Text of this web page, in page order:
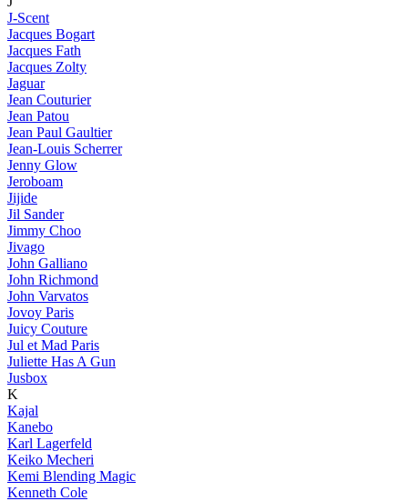
J-Scent
Jacques Bogart
Jacques Fath
Jacques Zolty
Jaguar
Jean Couturier
Jean Patou
Jean Paul Gaultier
Jean-Louis Scherrer
Jenny Glow
Jeroboam
Jijide
Jil Sander
Jimmy Choo
Jivago
John Galliano
John Richmond
John Varvatos
Jovoy Paris
Juicy Couture
Jul et Mad Paris
Juliette Has A Gun
Jusbox
K
Kajal
Kanebo
Karl Lagerfeld
Keiko Mecheri
Kemi Blending Magic
Kenneth Cole